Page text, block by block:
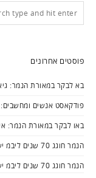
פוסטים אחרונים
בא לבקר במאורת הנמר:
פודקאסט אנשים ומחשבים:
באו לבקר במאורת הנמר:
הנמר חוגג 70 שנים ליבמ ישראל – חלק ג'
הנמר חוגג 70 שנים ליבמ ישראל – חלק א'